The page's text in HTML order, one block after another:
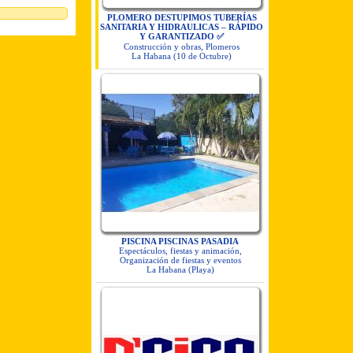
PLOMERO DESTUPIMOS TUBERÍAS
SANITARIA Y HIDRAULICAS – RÁPIDO
Y GARANTIZADO ✅
Construcción y obras, Plomeros
La Habana (10 de Octubre)
PISCINA PISCINAS PASADIA
Espectáculos, fiestas y animación,
Organización de fiestas y eventos
La Habana (Playa)